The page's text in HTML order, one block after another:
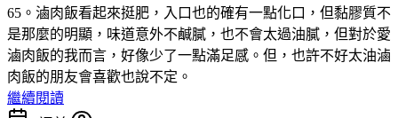
65。滷肉飯看起來挺肥，入口也的確有一點化口，但黏膠質不
是那麼的明顯，味道意外不鹹膩，也不會太過油膩，但對於愛
滷肉飯的我而言，好像少了一點滿足感。但，也許不好太油滷
肉飯的朋友會喜歡也說不定。
繼續閱讀